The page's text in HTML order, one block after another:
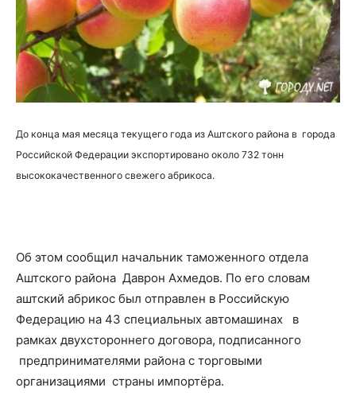
До конца мая месяца текущего года из Аштского района в города
Российской Федерации экспортировано около 732 тонн
высококачественного свежего абрикоса.
Об этом сообщил начальник таможенного отдела
Аштского района Даврон Ахмедов. По его словам
аштский абрикос был отправлен в Российскую
Федерацию на 43 специальных автомашинах в
рамках двухстороннего договора, подписанного
предпринимателями района с торговыми
организациями страны импортёра.